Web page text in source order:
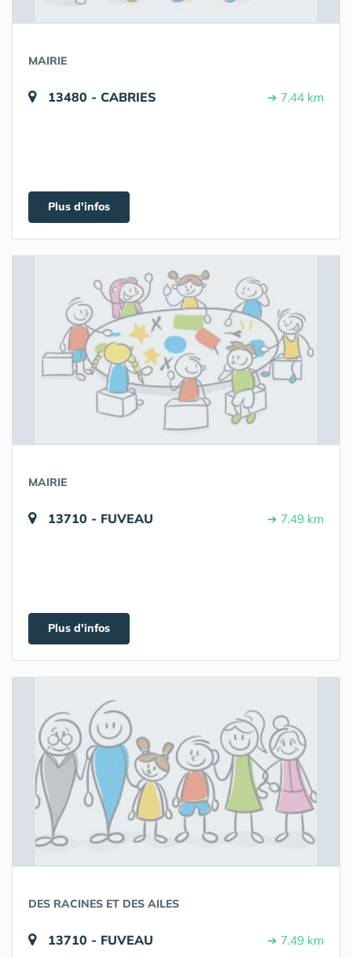
MAIRIE
13480 - CABRIES ➔ 7.44 km
Plus d'infos
MAIRIE
13710 - FUVEAU ➔ 7.49 km
Plus d'infos
DES RACINES ET DES AILES
13710 - FUVEAU ➔ 7.49 km